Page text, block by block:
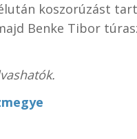
koszorúzást
Benke Tibor